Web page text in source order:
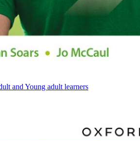
and Young adult learners